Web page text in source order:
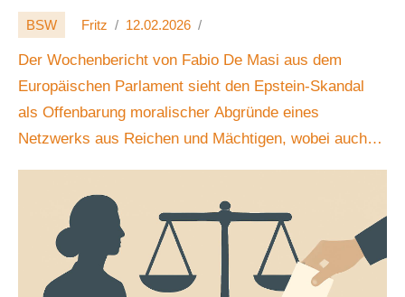
Fokus, BSW plant
Wahlprüfungsbeschwerde vor dem
BVerfG 🕵️‍♂️💶⚖️
BSW Fritz 12.02.2026
Der Wochenbericht von Fabio De Masi aus dem
Europäischen Parlament sieht den Epstein-Skandal
als Offenbarung moralischer Abgründe eines
Netzwerks aus Reichen und Mächtigen, wobei auch